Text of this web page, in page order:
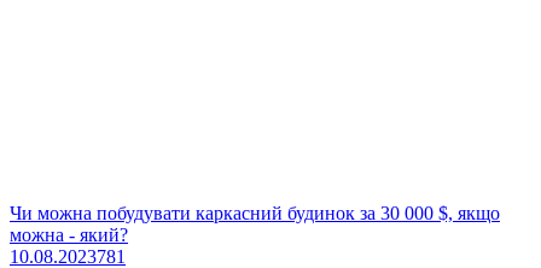
Чи можна побудувати каркасний будинок за 30 000 $, якщо
можна - який?
10.08.2023781